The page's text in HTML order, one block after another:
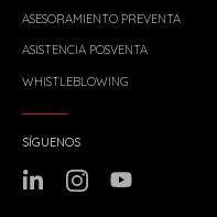
ASESORAMIENTO PREVENTA
ASISTENCIA POSVENTA
WHISTLEBLOWING
SÍGUENOS